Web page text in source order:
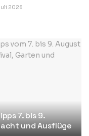
2026
7. bis 9.
und Ausflüge